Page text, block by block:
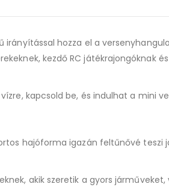
irányítással hozza el a
kezdő RC játékrajongóknak
kapcsold be, és indulhat a mini
hajóforma igazán feltűnővé teszi
akik szeretik a gyors